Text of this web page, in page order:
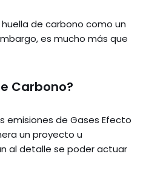
de carbono como un
es mucho más que
Carbono?
emisiones de Gases Efecto
un proyecto u
al detalle se poder actuar